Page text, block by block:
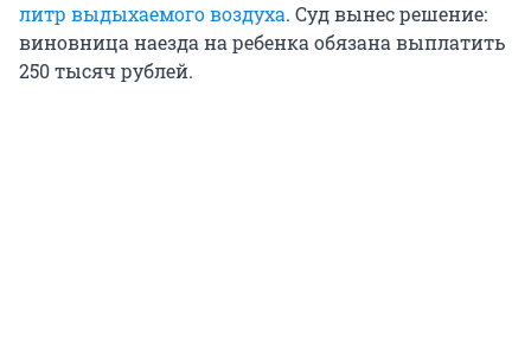
литр выдыхаемого воздуха. Суд вынес решение:
виновница наезда на ребенка обязана выплатить
250 тысяч рублей.